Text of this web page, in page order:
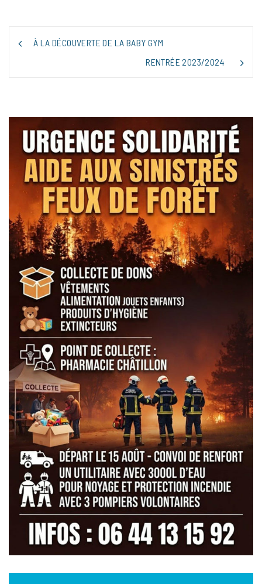
NAVIGATION
DE
À LA DÉCOUVERTE DE LA BABY GYM
RENTRÉE 2023/2024